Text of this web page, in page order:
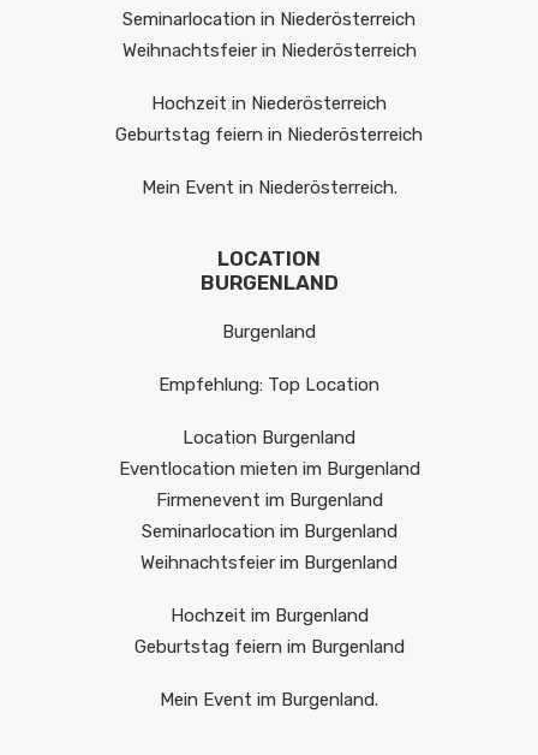
Seminarlocation in Niederösterreich
Weihnachtsfeier in Niederösterreich
Hochzeit in Niederösterreich
Geburtstag feiern in Niederösterreich
Mein Event in Niederösterreich.
LOCATION
BURGENLAND
Burgenland
Empfehlung: Top Location
Location Burgenland
Eventlocation mieten im Burgenland
Firmenevent im Burgenland
Seminarlocation im Burgenland
Weihnachtsfeier im Burgenland
Hochzeit im Burgenland
Geburtstag feiern im Burgenland
Mein Event im Burgenland.